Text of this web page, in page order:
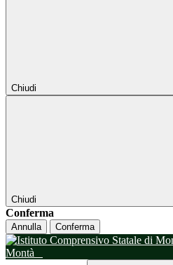
Chiudi
Chiudi
Conferma
Annulla Conferma
Montà